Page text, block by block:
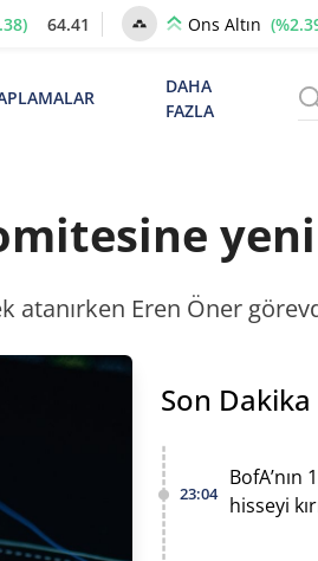
64.41 Ons Altın
DAHA
FAZLA
Eren Öner
Son
23:04
BofA’nın
hisseyi